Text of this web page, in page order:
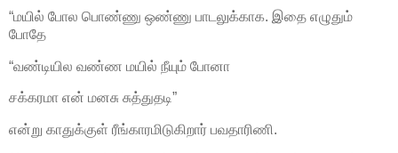
“மயில் போல பொண்ணு ஒண்ணு பாடலுக்காக. இதை எழுதும்
போதே
“வண்டியில வண்ண மயில் நீயும் போனா
சக்கரமா என் மனசு சுத்துதடி”
என்று காதுக்குள் ரீங்காரமிடுகிறார் பவதாரிணி.